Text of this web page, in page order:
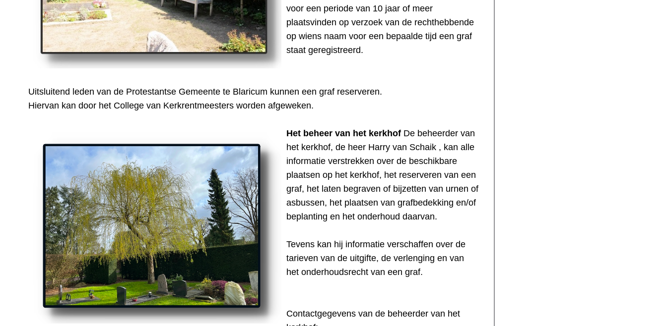
voor een periode van 10 jaar of meer
plaatsvinden op verzoek van de rechthebbende
op wiens naam voor een bepaalde tijd een graf
staat geregistreerd.
Uitsluitend leden van de Protestantse Gemeente te Blaricum kunnen een graf reserveren.
Hiervan kan door het College van Kerkrentmeesters worden afgeweken.
Het beheer van het kerkhof De beheerder van
het kerkhof, de heer Harry van Schaik , kan alle
informatie verstrekken over de beschikbare
plaatsen op het kerkhof, het reserveren van een
graf, het laten begraven of bijzetten van urnen of
asbussen, het plaatsen van grafbedekking en/of
beplanting en het onderhoud daarvan.
Tevens kan hij informatie verschaffen over de
tarieven van de uitgifte, de verlenging en van
het onderhoudsrecht van een graf.
Contactgegevens van de beheerder van het